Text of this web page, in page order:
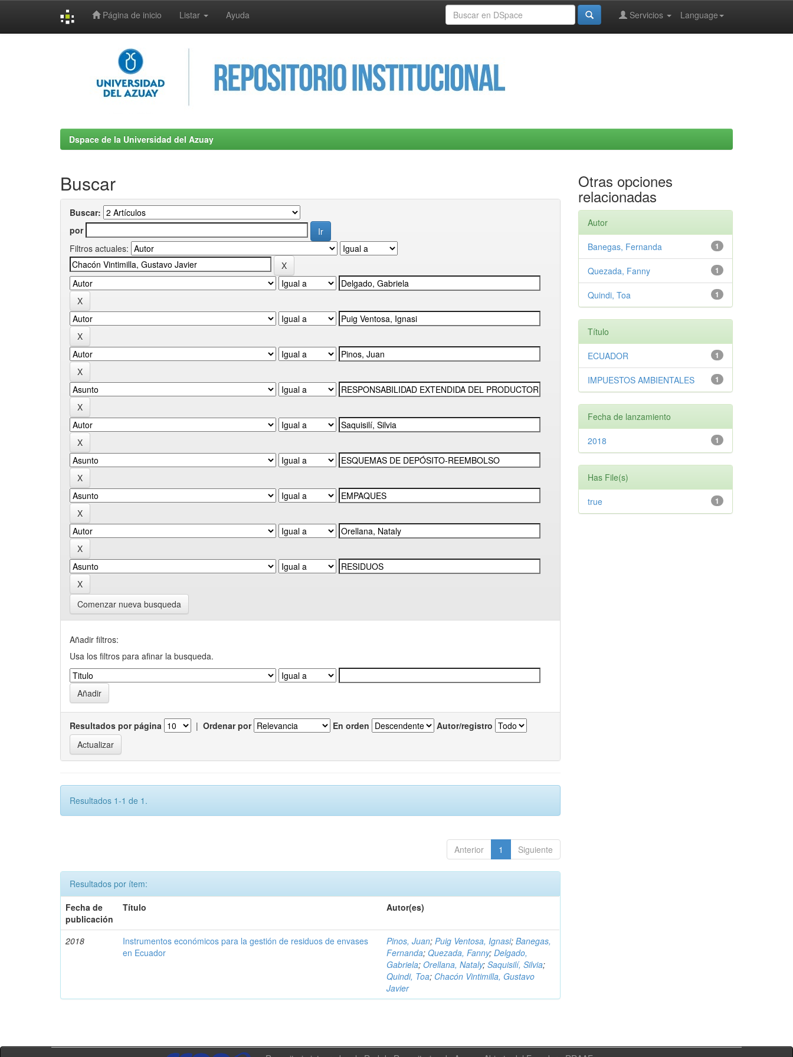
Página de inicio Listar Ayuda Language
Servicios
Dspace de la Universidad del Azuay
Buscar
Buscar:
por
Filtros actuales:
Comenzar nueva busqueda
Añadir filtros:
Usa los filtros para afinar la busqueda.
Resultados por página | Ordenar por En orden Autor/registro
Resultados 1-1 de 1.
Anterior 1 Siguiente
Resultados por ítem:
Fecha de
publicación
Título Autor(es)
2018
Instrumentos económicos para la gestión de residuos de envases
en Ecuador
Pinos, Juan;Puig Ventosa, Ignasi;Banegas,
Fernanda;Quezada, Fanny;Delgado,
Gabriela;Orellana, Nataly;Saquisilí, Silvia;
Quindi, Toa; Chacón Vintimilla, Gustavo
Javier
Otras opciones
relacionadas
Autor
1
Banegas, Fernanda
1
Quezada, Fanny
1
Quindi, Toa
Título
1
ECUADOR
1
IMPUESTOS AMBIENTALES
Fecha de lanzamiento
1
2018
Has File(s)
1
true